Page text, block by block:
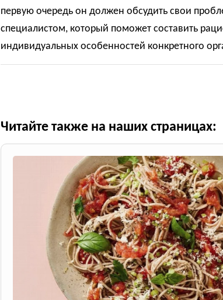
первую очередь он должен обсудить свои
специалистом, который поможет составить
индивидуальных особенностей конкретного
Читайте также на наших страницах: